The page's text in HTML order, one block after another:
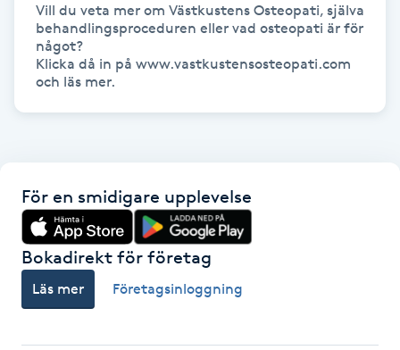
Gruppträning
Gua Sha-massage
Headspa
Healing
Herrklippning
Vill du veta mer om Västkustens Osteopati, själva
behandlingsproceduren eller vad osteopati är för
något?
Klicka då in på www.vastkustensosteopati.com
och läs mer.
För en smidigare upplevelse
Bokadirekt för företag
Läs mer Företagsinloggning